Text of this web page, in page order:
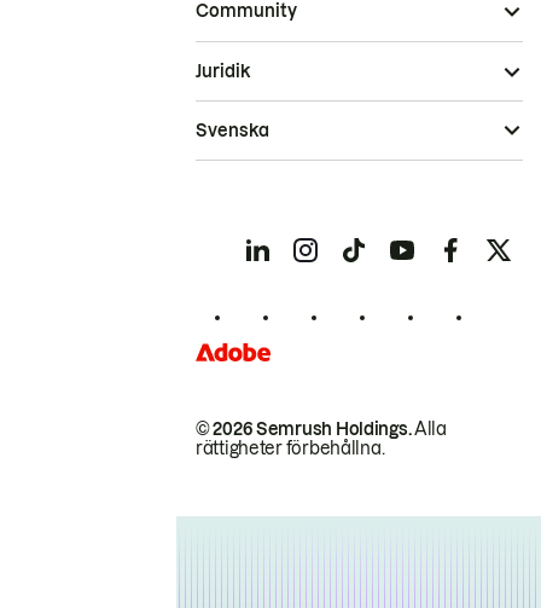
Community
© 2026 Semrush Holdings.Alla
rättigheter förbehållna.
Juridik
Svenska